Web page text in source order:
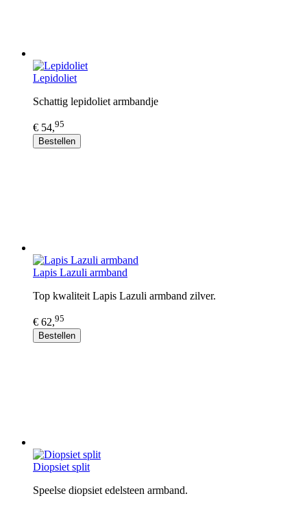
Lepidoliet
Schattig lepidoliet armbandje
€ 54,95
Bestellen
Lapis Lazuli armband
Top kwaliteit Lapis Lazuli armband zilver.
€ 62,95
Bestellen
Diopsiet split
Speelse diopsiet edelsteen armband.